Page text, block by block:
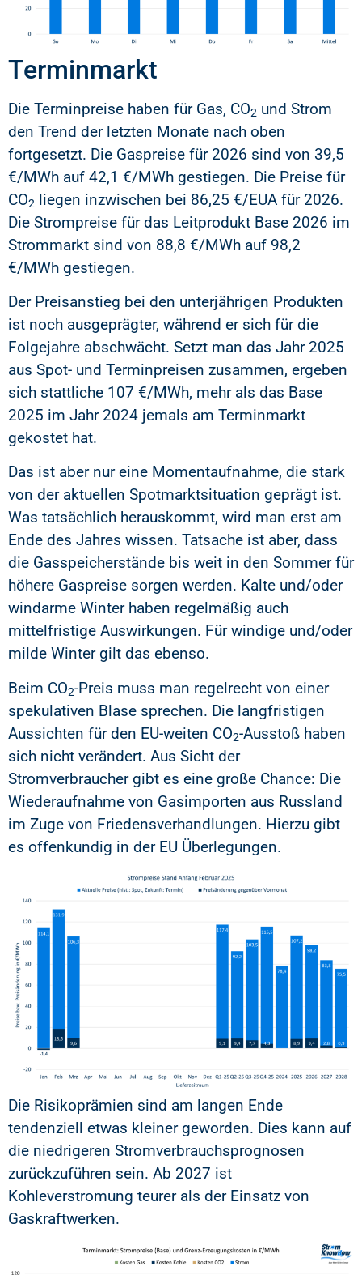
Terminmarkt
Die Terminpreise haben für Gas, CO2 und Strom
den Trend der letzten Monate nach oben
fortgesetzt. Die Gaspreise für 2026 sind von 39,5
€/MWh auf 42,1 €/MWh gestiegen. Die Preise für
CO2 liegen inzwischen bei 86,25 €/EUA für 2026.
Die Strompreise für das Leitprodukt Base 2026 im
Strommarkt sind von 88,8 €/MWh auf 98,2
€/MWh gestiegen.
Der Preisanstieg bei den unterjährigen Produkten
ist noch ausgeprägter, während er sich für die
Folgejahre abschwächt. Setzt man das Jahr 2025
aus Spot- und Terminpreisen zusammen, ergeben
sich stattliche 107 €/MWh, mehr als das Base
2025 im Jahr 2024 jemals am Terminmarkt
gekostet hat.
Das ist aber nur eine Momentaufnahme, die stark
von der aktuellen Spotmarktsituation geprägt ist.
Was tatsächlich herauskommt, wird man erst am
Ende des Jahres wissen. Tatsache ist aber, dass
die Gasspeicherstände bis weit in den Sommer für
höhere Gaspreise sorgen werden. Kalte und/oder
windarme Winter haben regelmäßig auch
mittelfristige Auswirkungen. Für windige und/oder
milde Winter gilt das ebenso.
Beim CO2-Preis muss man regelrecht von einer
spekulativen Blase sprechen. Die langfristigen
Aussichten für den EU-weiten CO2-Ausstoß haben
sich nicht verändert. Aus Sicht der
Stromverbraucher gibt es eine große Chance: Die
Wiederaufnahme von Gasimporten aus Russland
im Zuge von Friedensverhandlungen. Hierzu gibt
es offenkundig in der EU Überlegungen.
Die Risikoprämien sind am langen Ende
tendenziell etwas kleiner geworden. Dies kann auf
die niedrigeren Stromverbrauchsprognosen
zurückzuführen sein. Ab 2027 ist
Kohleverstromung teurer als der Einsatz von
Gaskraftwerken.